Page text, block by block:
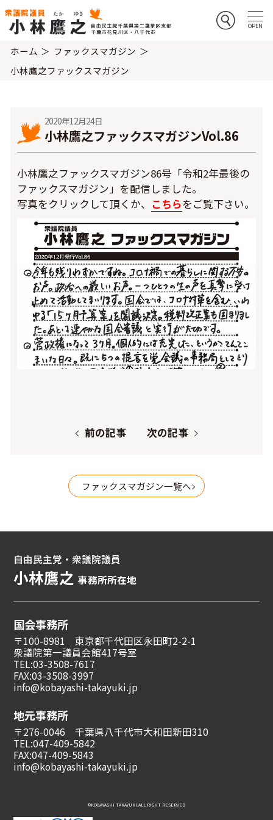
ホーム
ファックスマガジン
小林鷹之ファックスマガジン
2020年12月24日
小林鷹之ファックスマガジンVol.86
小林鷹之ファックスマガジン86号「令和2年最後の
ファックスマガジン」を配信しました。
写真をクリックして頂くか、 こちらをご覧下さい。
前の記事 次の記事
ファックスマガジン一覧へ
自由民主党・衆議院議員
小林鷹之事務所所在地
国会事務所
〒100-8981 東京都千代田区永田町2-2-1
衆議院第一議員会館417号室
TEL:03-3508-7617
FAX:03-3508-3997
info@kobayashi-takayuki.jp
地元事務所
〒276-0046 千葉県八千代市大和田新田310
TEL:047-409-5842
FAX:047-409-5843
info@kobayashi-takayuki.jp
©︎KOBAYASHI TAKAYUKI.ALL RIGHT RESERVED